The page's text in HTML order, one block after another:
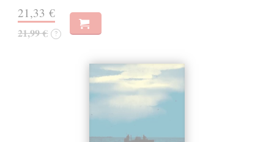
21,33 €
21,99 € ?